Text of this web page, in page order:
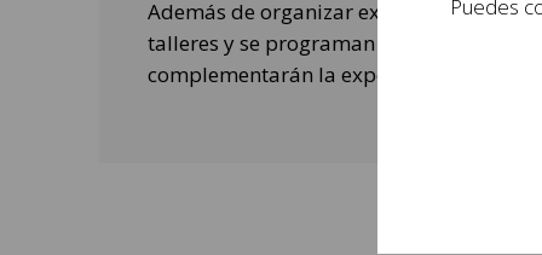
Además de organizar exposiciones, se
talleres y se programan actividades de
complementarán la experiencia de las
Puedes